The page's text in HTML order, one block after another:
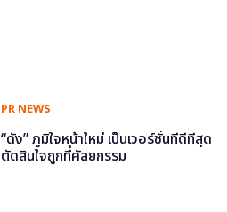
PR NEWS
“ดัง” ภูมิใจหน้าใหม่ เป็นเวอร์ชั่นที่ดีที่สุด
ตัดสินใจถูกที่ศัลยกรรม